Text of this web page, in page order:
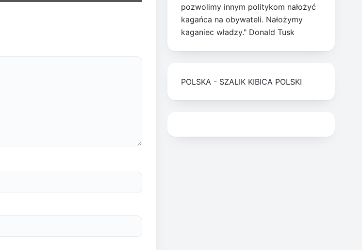
pozwolimy innym politykom nałożyć
kagańca na obywateli. Nałożymy
kaganiec władzy." Donald Tusk
POLSKA - SZALIK KIBICA POLSKI